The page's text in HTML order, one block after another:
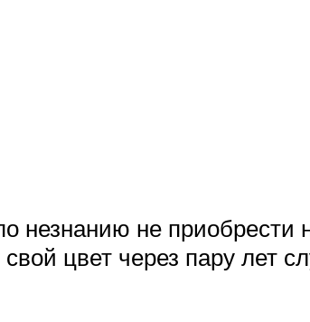
незнанию не приобрести
цвет через пару лет